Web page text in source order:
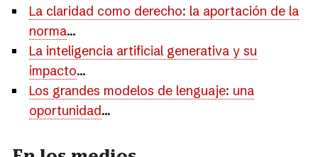
La claridad como derecho: la aportación de la
norma...
La inteligencia artificial generativa y su
impacto...
Los grandes modelos de lenguaje: una
oportunidad...